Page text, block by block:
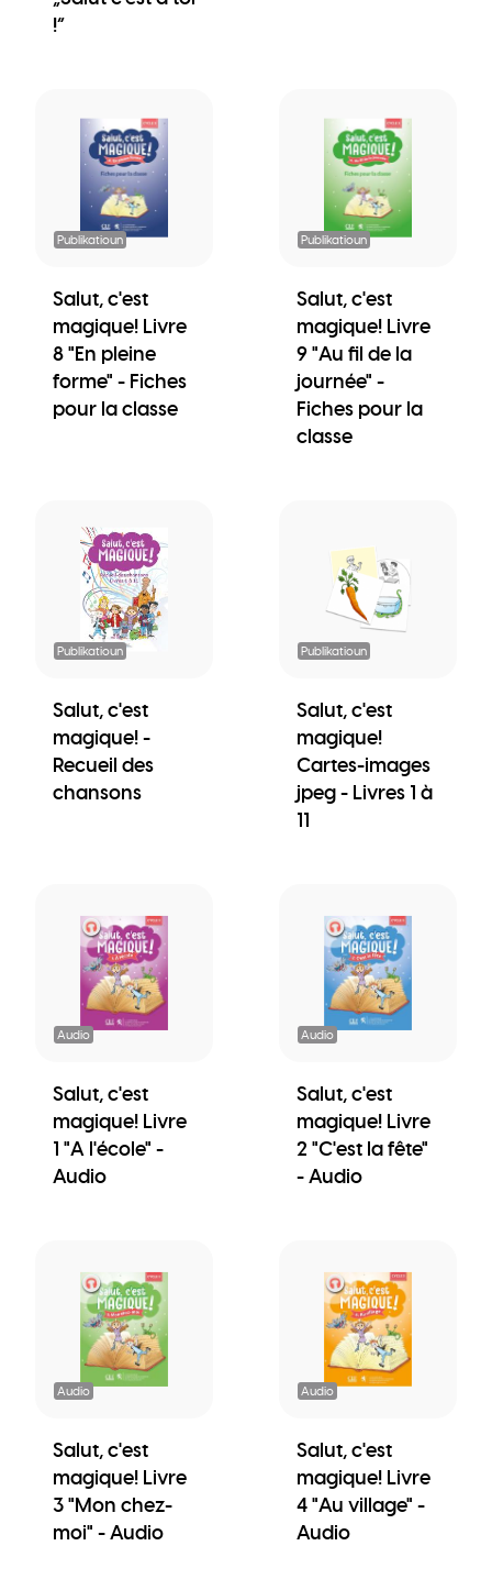
!“
Publikatioun
Salut, c'est
magique! Livre
8 "En pleine
forme" - Fiches
pour la classe
Publikatioun
Salut, c'est
magique! Livre
9 "Au fil de la
journée" -
Fiches pour la
classe
Publikatioun
Salut, c'est
magique! -
Recueil des
chansons
Publikatioun
Salut, c'est
magique!
Cartes-images
jpeg - Livres 1 à
11
Audio
Salut, c'est
magique! Livre
1 "A l'école" -
Audio
Audio
Salut, c'est
magique! Livre
2 "C'est la fête"
- Audio
Audio
Salut, c'est
magique! Livre
3 "Mon chez-
moi" - Audio
Audio
Salut, c'est
magique! Livre
4 "Au village" -
Audio